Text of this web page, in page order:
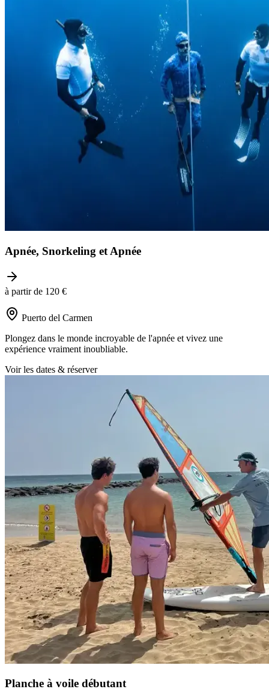
Apnée, Snorkeling et Apnée
à partir de 120 €
Puerto del Carmen
Plongez dans le monde incroyable de l'apnée et vivez une
expérience vraiment inoubliable.
Voir les dates & réserver
Planche à voile débutant